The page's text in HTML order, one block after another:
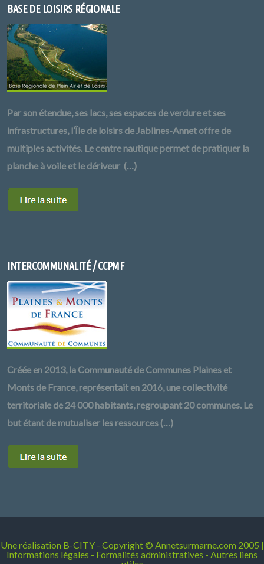
BASE DE LOISIRS RÉGIONALE
Par son étendue, ses lacs, ses espaces de verdure et ses
infrastructures, l’Île de loisirs de Jablines-Annet offre de
multiples activités. Le centre nautique permet de pratiquer la
planche à voile et le dériveur (…)
INTERCOMMUNALITÉ / CCPMF
Créée en 2013, la Communauté de Communes Plaines et
Monts de France, représentait en 2016, une collectivité
territoriale de 24 000 habitants, regroupant 20 communes. Le
but étant de mutualiser les ressources (…)
Une réalisation B-CITY- Copyright © Annetsurmarne.com 2005 |
Informations légales - Formalités administratives - Autres liens